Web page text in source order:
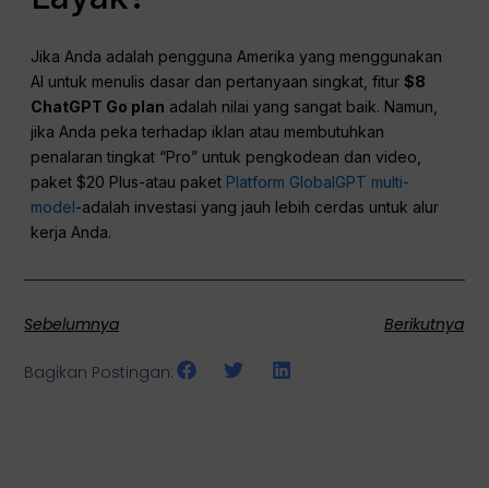
Jika Anda adalah pengguna Amerika yang menggunakan
AI untuk menulis dasar dan pertanyaan singkat, fitur$8
ChatGPT Go plan adalah nilai yang sangat baik. Namun,
jika Anda peka terhadap iklan atau membutuhkan
penalaran tingkat “Pro” untuk pengkodean dan video,
paket $20 Plus-atau paket Platform GlobalGPT multi-
model-adalah investasi yang jauh lebih cerdas untuk alur
kerja Anda.
Sebelumnya Berikutnya
Bagikan Postingan: